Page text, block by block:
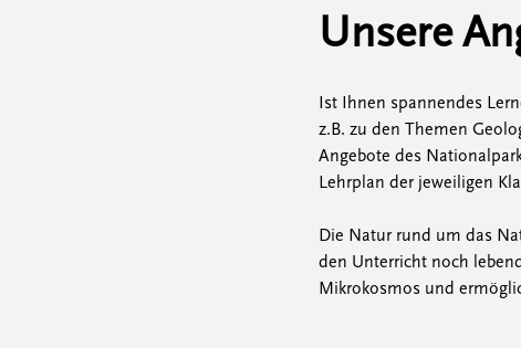
Unsere
Ist Ihnen spannendes
z.B. zu den Themen
Angebote des
Lehrplan der jeweiligen
Die Natur rund um das
den Unterricht noch
Mikrokosmos und